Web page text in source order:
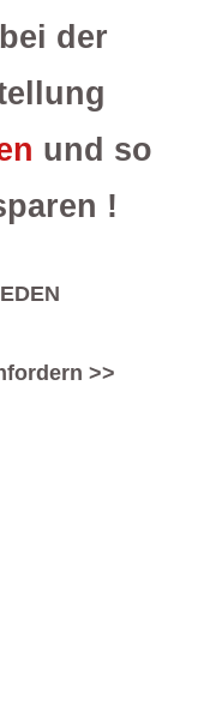
bei der
und so
!
>>